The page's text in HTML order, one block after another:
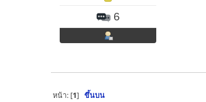
6
หน้า: [1] ขึ้นบน